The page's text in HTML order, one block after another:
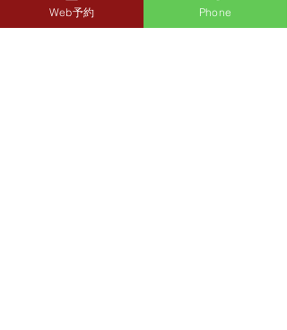
も行っていただけます
Web予約 Phone